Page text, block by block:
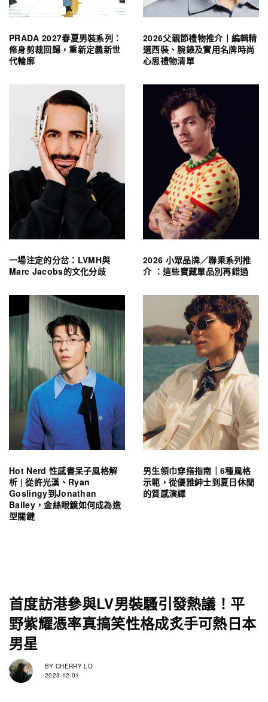
PRADA 2027春夏男裝系列：
修身剪裁回歸，重新定義新世
代輪廓
2026父親節禮物推介丨編輯精
選西裝、腕錶及實用名牌時尚
心思禮物清單
一場注定的分岔：LVMH與
Marc Jacobs的文化分歧
2026 小眾品牌／聯乘系列推
介 ：這些寶藏單品別再錯過
Hot Nerd 性感書呆子風格解
析 | 從許光漢、Ryan
Goslingy到Jonathan
Bailey，金絲眼鏡如何成為造
型關鍵
男生領巾穿搭指南｜6種風格
示範，從優雅紳士到夏日休閒
的質感演繹
首度訪港參與LV男裝騷引發熱議！平
野紫耀憑率真搞笑性格成炙手可熱日本
男星
BY CHERRY LO
2023-12-01